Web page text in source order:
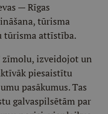
— Rīgas
tūrisma
tūrisma attīstība.
zīmolu, izveidojot un
piesaistītu
pasākumus. Tas
galvaspilsētām par